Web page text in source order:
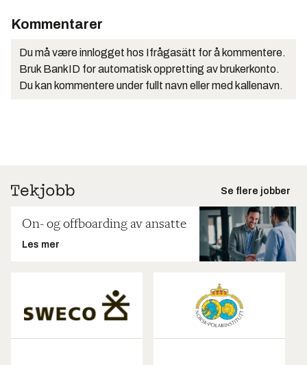
Kommentarer
Du må være innlogget hos Ifrågasätt for å kommentere.
Bruk BankID for automatisk oppretting av brukerkonto.
Du kan kommentere under fullt navn eller med kallenavn.
Se flere jobber
On- og offboarding av ansatte
Les mer